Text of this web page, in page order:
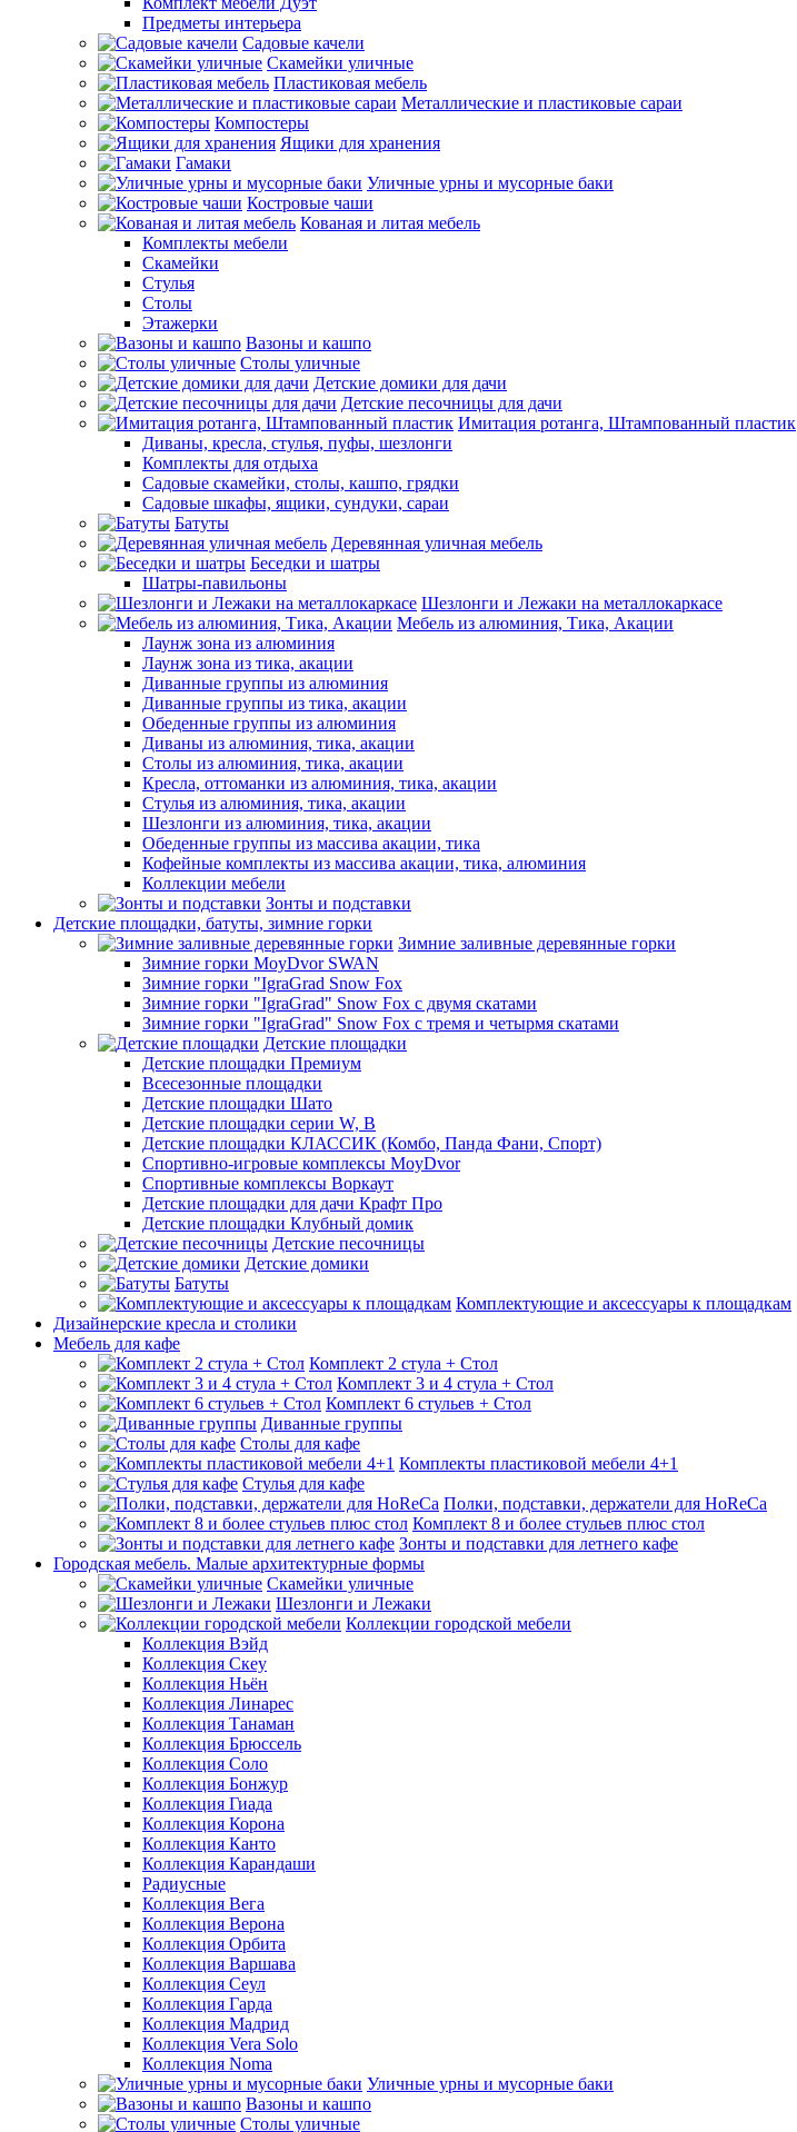
Предметы интерьера
Садовые качели
Скамейки уличные
Пластиковая мебель
Металлические и пластиковые сараи
Компостеры
Ящики для хранения
Гамаки
Уличные урны и мусорные баки
Костровые чаши
Кованая и литая мебель
Комплекты мебели
Скамейки
Стулья
Столы
Этажерки
Вазоны и кашпо
Столы уличные
Детские домики для дачи
Детские песочницы для дачи
Имитация ротанга, Штампованный пластик
Диваны, кресла, стулья, пуфы, шезлонги
Комплекты для отдыха
Садовые скамейки, столы, кашпо, грядки
Садовые шкафы, ящики, сундуки, сараи
Батуты
Деревянная уличная мебель
Беседки и шатры
Шатры-павильоны
Шезлонги и Лежаки на металлокаркасе
Мебель из алюминия, Тика, Акации
Лаунж зона из алюминия
Лаунж зона из тика, акации
Диванные группы из алюминия
Диванные группы из тика, акации
Обеденные группы из алюминия
Диваны из алюминия, тика, акации
Столы из алюминия, тика, акации
Кресла, оттоманки из алюминия, тика, акации
Стулья из алюминия, тика, акации
Шезлонги из алюминия, тика, акации
Обеденные группы из массива акации, тика
Кофейные комплекты из массива акации, тика, алюминия
Коллекции мебели
Зонты и подставки
Детские площадки, батуты, зимние горки
Зимние заливные деревянные горки
Зимние горки MoyDvor SWAN
Зимние горки "IgraGrad Snow Fox
Зимние горки "IgraGrad" Snow Fox с двумя скатами
Зимние горки "IgraGrad" Snow Fox с тремя и четырмя скатами
Детские площадки
Детские площадки Премиум
Всесезонные площадки
Детские площадки Шато
Детские площадки серии W, В
Детские площадки КЛАССИК (Комбо, Панда Фани, Спорт)
Спортивно-игровые комплексы MoyDvor
Спортивные комплексы Воркаут
Детские площадки для дачи Крафт Про
Детские площадки Клубный домик
Детские песочницы
Детские домики
Батуты
Комплектующие и аксессуары к площадкам
Дизайнерские кресла и столики
Мебель для кафе
Комплект 2 стула + Стол
Комплект 3 и 4 стула + Стол
Комплект 6 стульев + Стол
Диванные группы
Столы для кафе
Комплекты пластиковой мебели 4+1
Стулья для кафе
Полки, подставки, держатели для HoReCa
Комплект 8 и более стульев плюс стол
Зонты и подставки для летнего кафе
Городская мебель. Малые архитектурные формы
Скамейки уличные
Шезлонги и Лежаки
Коллекции городской мебели
Коллекция Вэйд
Коллекция Скеу
Коллекция Ньён
Коллекция Линарес
Коллекция Танаман
Коллекция Брюссель
Коллекция Соло
Коллекция Бонжур
Коллекция Гиада
Коллекция Корона
Коллекция Канто
Коллекция Карандаши
Радиусные
Коллекция Вега
Коллекция Верона
Коллекция Орбита
Коллекция Варшава
Коллекция Сеул
Коллекция Гарда
Коллекция Мадрид
Коллекция Vera Solo
Коллекция Noma
Уличные урны и мусорные баки
Вазоны и кашпо
Столы уличные